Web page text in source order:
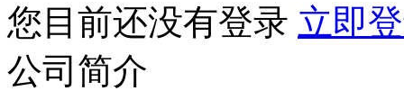
您目前还没有登录 立即
公司简介